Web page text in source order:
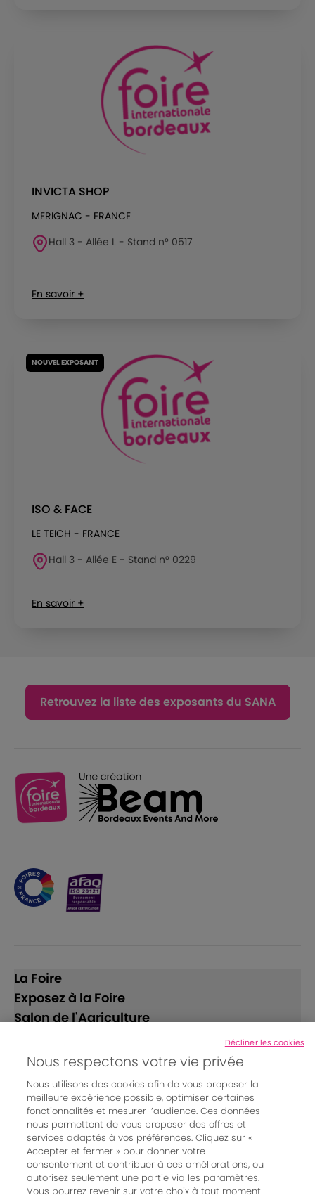
INVICTA SHOP
MERIGNAC - FRANCE
Hall 3 - Allée L - Stand n° 0517
En savoir +
NOUVEL EXPOSANT
ISO & FACE
LE TEICH - FRANCE
Hall 3 - Allée E - Stand n° 0229
En savoir +
Retrouvez la liste des exposants du SANA
La Foire
Exposez à la Foire
Salon de l'Agriculture
Suivez-nous
© Bordeaux Events And More | Rue Jean Samazeuilh - CS
20088 - 33070 Bordeaux cedex - France
Nous respectons votre vie privée
Nous utilisons des cookies afin de vous proposer la
meilleure expérience possible, optimiser certaines
fonctionnalités et mesurer l’audience. Ces données
nous permettent de vous proposer des offres et
services adaptés à vos préférences. Cliquez sur «
Accepter et fermer » pour donner votre
consentement et contribuer à ces améliorations, ou
autorisez seulement une partie via les paramètres.
Vous pourrez revenir sur votre choix à tout moment
Décliner les cookies